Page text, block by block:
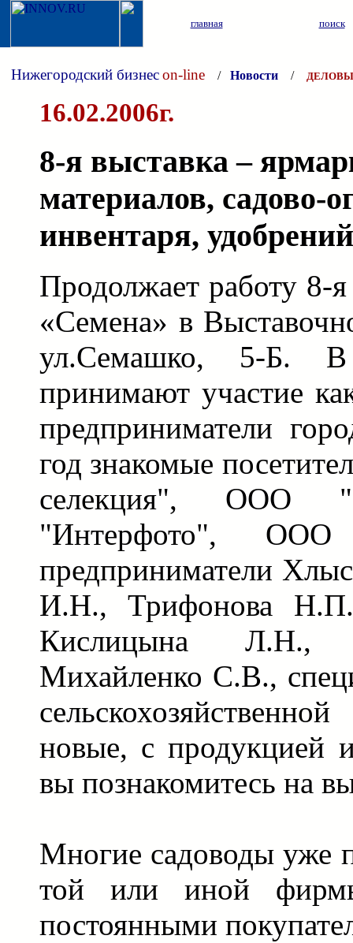
главная поиск
Нижегородский бизнесon-line / Новости /
16.02.2006г.
8-я выставка –
материалов, садово-
инвентаря,
Продолжает работу 8-
«Семена» в
ул.Семашко, 5-Б. В
принимают участие
предприниматели
год знакомые
селекция", ООО
"Интерфото",
предприниматели
И.Н., Трифонова
Кислицына Л.Н.,
Михайленко С.В.,
новые, с продукцией
вы познакомитесь на
Многие садоводы уже
той или иной
постоянными